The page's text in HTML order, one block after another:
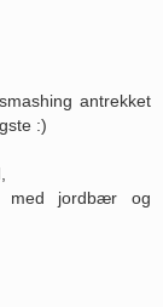
antrekket
:)
jordbær og